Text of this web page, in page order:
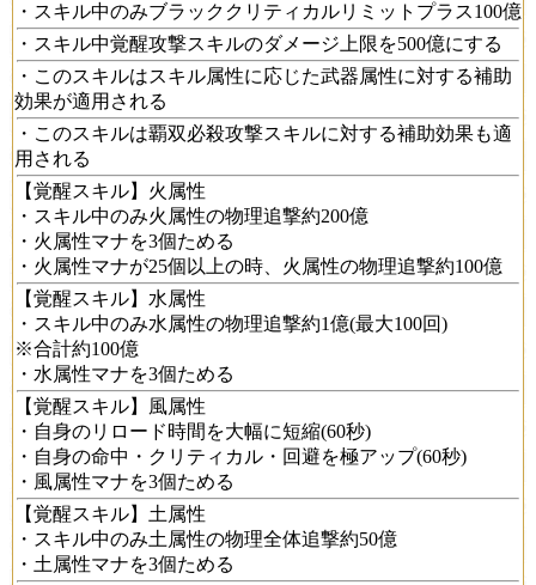
・スキル中のみブラッククリティカルリミットプラス100億
・スキル中覚醒攻撃スキルのダメージ上限を500億にする
・このスキルはスキル属性に応じた武器属性に対する補助
効果が適用される
・このスキルは覇双必殺攻撃スキルに対する補助効果も適
用される
【覚醒スキル】火属性
・スキル中のみ火属性の物理追撃約200億
・火属性マナを3個ためる
・火属性マナが25個以上の時、火属性の物理追撃約100億
【覚醒スキル】水属性
・スキル中のみ水属性の物理追撃約1億(最大100回)
※合計約100億
・水属性マナを3個ためる
【覚醒スキル】風属性
・自身のリロード時間を大幅に短縮(60秒)
・自身の命中・クリティカル・回避を極アップ(60秒)
・風属性マナを3個ためる
【覚醒スキル】土属性
・スキル中のみ土属性の物理全体追撃約50億
・土属性マナを3個ためる